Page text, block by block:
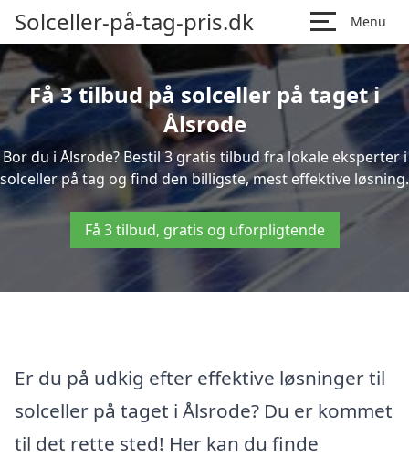
Solceller-på-tag-pris.dk Menu
Få 3 tilbud på solceller på taget i
Ålsrode
Bor du i Ålsrode? Bestil 3 gratis tilbud fra lokale eksperter i
solceller på tag og find den billigste, mest effektive løsning.
Få 3 tilbud, gratis og uforpligtende
Er du på udkig efter effektive løsninger til
solceller på taget i Ålsrode? Du er kommet
til det rette sted! Her kan du finde